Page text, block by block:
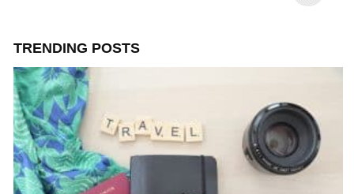
TRENDING POSTS